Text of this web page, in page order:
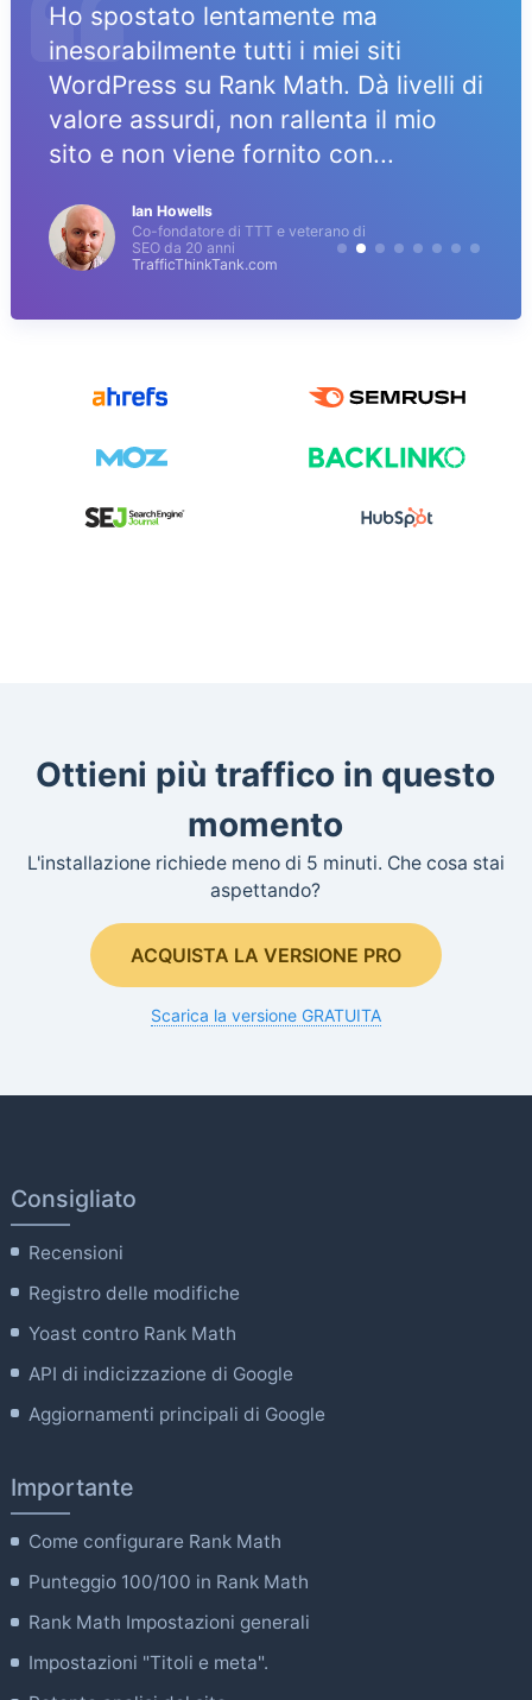
Ho spostato lentamente ma
inesorabilmente tutti i miei siti
WordPress su Rank Math. Dà livelli di
valore assurdi, non rallenta il mio
sito e non viene fornito con...
Ian Howells
Co-fondatore di TTT e veterano di
SEO da 20 anni
TrafficThinkTank.com
Ottieni più traffico in questo
momento
L'installazione richiede meno di 5 minuti. Che cosa stai
aspettando?
ACQUISTA LA VERSIONE PRO
Scarica la versione GRATUITA
Consigliato
Recensioni
Registro delle modifiche
Yoast contro Rank Math
API di indicizzazione di Google
Aggiornamenti principali di Google
Importante
Come configurare Rank Math
Punteggio 100/100 in Rank Math
Rank Math Impostazioni generali
Impostazioni "Titoli e meta".